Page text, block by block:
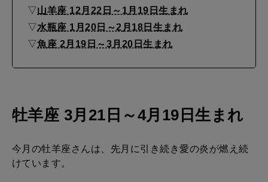
2026年9月号「北海道 おいしく遊ぶ、夏のご褒美旅。」
2026年8月号『お茶の時間です。』
2026年6月号「大銀座 トレンドが生まれる 新しい一流店へ。」
2026年4月号「未来をつくる、学びの教科書。」
b
r
▽山羊座 12月22日～1月19日生まれ
▽水瓶座 1月20日～2月18日生まれ
▽魚座 2月19日～3月20日生まれ
牡羊座 3月21日～4月19日生まれ
今月の牡羊座さんは、先月に引き続き愛の炎が燃え続
けています。